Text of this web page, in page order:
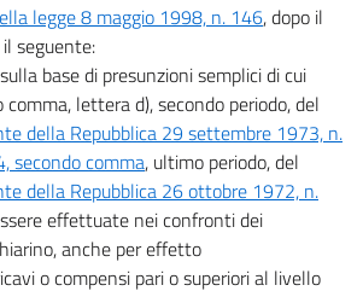
legge 8 maggio 1998, n. 146, dopo il
seguente:
base di presunzioni semplici di cui
lettera d), secondo periodo, del
della Repubblica 29 settembre 1973, n.
secondo comma, ultimo periodo, del
della Repubblica 26 ottobre 1972, n.
effettuate nei confronti dei
anche per effetto
o compensi pari o superiori al livello